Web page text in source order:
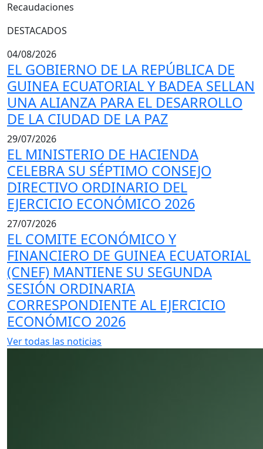
Recaudaciones
DESTACADOS
04/08/2026
EL GOBIERNO DE LA REPÚBLICA DE
GUINEA ECUATORIAL Y BADEA SELLAN
UNA ALIANZA PARA EL DESARROLLO
DE LA CIUDAD DE LA PAZ
29/07/2026
EL MINISTERIO DE HACIENDA
CELEBRA SU SÉPTIMO CONSEJO
DIRECTIVO ORDINARIO DEL
EJERCICIO ECONÓMICO 2026
27/07/2026
EL COMITE ECONÓMICO Y
FINANCIERO DE GUINEA ECUATORIAL
(CNEF) MANTIENE SU SEGUNDA
SESIÓN ORDINARIA
CORRESPONDIENTE AL EJERCICIO
ECONÓMICO 2026
Ver todas las noticias